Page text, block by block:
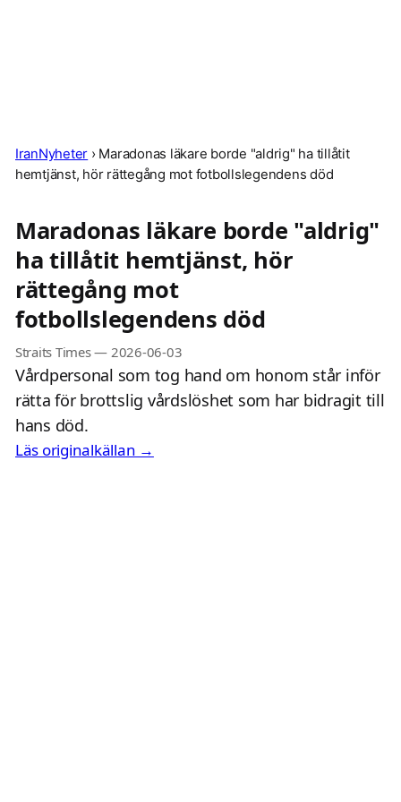
IranNyheter › Maradonas läkare borde "aldrig" ha tillåtit
hemtjänst, hör rättegång mot fotbollslegendens död
Maradonas läkare borde "aldrig"
ha tillåtit hemtjänst, hör
rättegång mot
fotbollslegendens död
Straits Times— 2026-06-03
Vårdpersonal som tog hand om honom står inför
rätta för brottslig vårdslöshet som har bidragit till
hans död.
Läs originalkällan →